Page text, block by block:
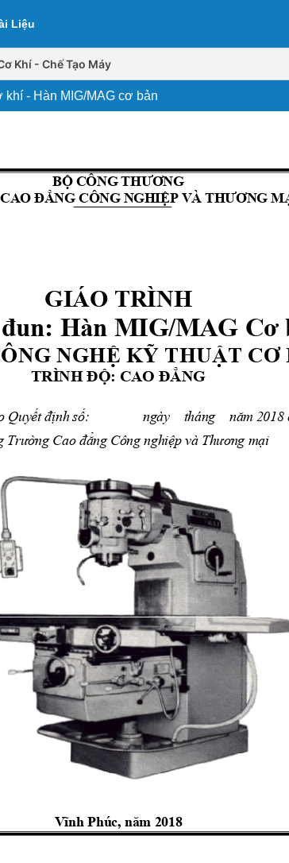
Liệu
Khí - Chế Tạo Máy
- Hàn MIG/MAG cơ bản
BỘ CÔNG THƯƠNG
ĐẲNG CÔNG NGHIỆP VÀ THƯƠNG
GIÁO TRÌNH
Hàn MIG/MAG Cơ
NGHỆ KỸ THUẬT CƠ
TRÌNH ĐỘ: CAO ĐẲNG
Quyết định số: ngày tháng năm 2018
Trường Cao đẳng Công nghiệp và Thương mại
Vĩnh Phúc, năm 2018